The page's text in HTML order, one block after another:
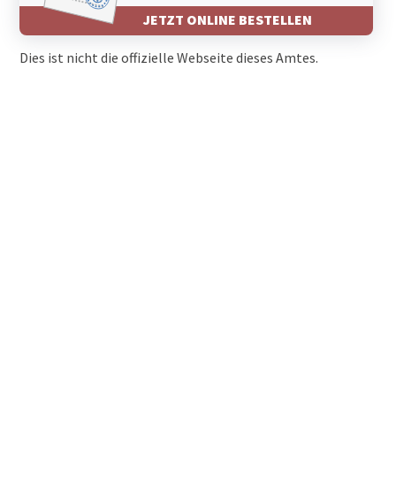
JETZT ONLINE BESTELLEN
Dies ist nicht die offizielle Webseite dieses Amtes.